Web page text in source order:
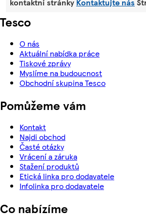
Tesco
O nás
Aktuální nabídka práce
Tiskové zprávy
Myslíme na budoucnost
Obchodní skupina Tesco
Pomůžeme vám
Kontakt
Najdi obchod
Časté otázky
Vrácení a záruka
Stažení produktů
Etická linka pro dodavatele
Infolinka pro dodavatele
Co nabízíme